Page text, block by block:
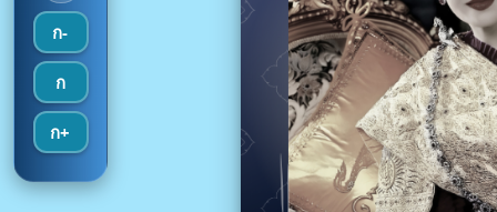
ก-
ก
ก+